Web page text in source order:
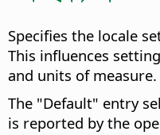
Specifies the locale
This influences
and units of measure.
The "Default" entry
is reported by the